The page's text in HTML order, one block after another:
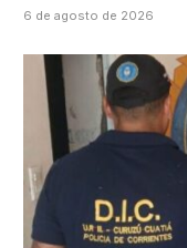
6 de agosto de 2026